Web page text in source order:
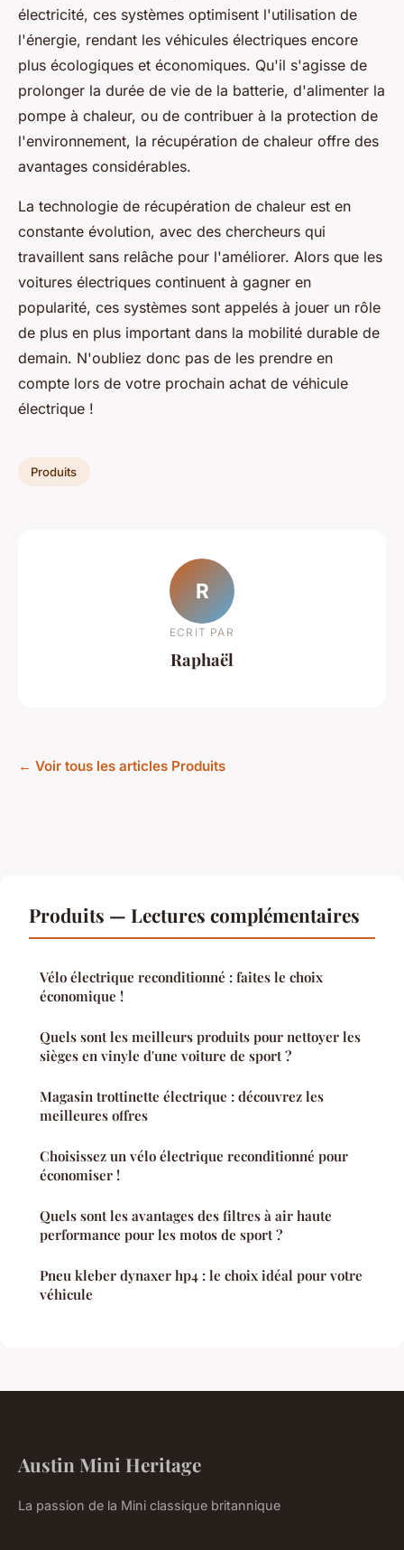
électricité, ces systèmes optimisent l'utilisation de
l'énergie, rendant les véhicules électriques encore
plus écologiques et économiques. Qu'il s'agisse de
prolonger la durée de vie de la batterie, d'alimenter la
pompe à chaleur, ou de contribuer à la protection de
l'environnement, la récupération de chaleur offre des
avantages considérables.
La technologie de récupération de chaleur est en
constante évolution, avec des chercheurs qui
travaillent sans relâche pour l'améliorer. Alors que les
voitures électriques continuent à gagner en
popularité, ces systèmes sont appelés à jouer un rôle
de plus en plus important dans la mobilité durable de
demain. N'oubliez donc pas de les prendre en
compte lors de votre prochain achat de véhicule
électrique !
Produits
R
ECRIT PAR
Raphaël
← Voir tous les articles Produits
Produits — Lectures complémentaires
Vélo électrique reconditionné : faites le choix
économique !
Quels sont les meilleurs produits pour nettoyer les
sièges en vinyle d'une voiture de sport ?
Magasin trottinette électrique : découvrez les
meilleures offres
Choisissez un vélo électrique reconditionné pour
économiser !
Quels sont les avantages des filtres à air haute
performance pour les motos de sport ?
Pneu kleber dynaxer hp4 : le choix idéal pour votre
véhicule
Austin Mini Heritage
La passion de la Mini classique britannique